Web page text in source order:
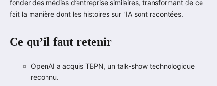
fonder des médias d’entreprise similaires, transformant de ce
fait la manière dont les histoires sur l’IA sont racontées.
Ce qu’il faut retenir
OpenAI a acquis TBPN, un talk-show technologique
reconnu.